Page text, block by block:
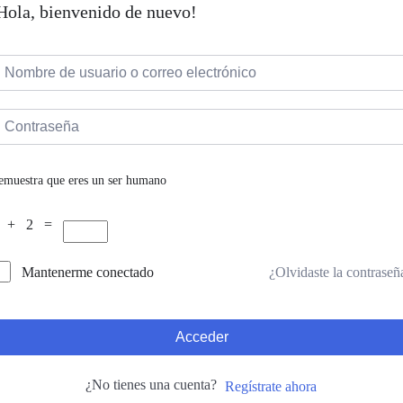
bienvenido de nuevo!
que eres un ser humano
+ 2 =
Mantenerme conectado ¿Olvidaste la
Acceder
¿No tienes una cuenta? Regístrate ahora